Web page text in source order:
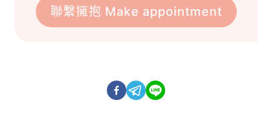
聯繫擁抱 Make appointment